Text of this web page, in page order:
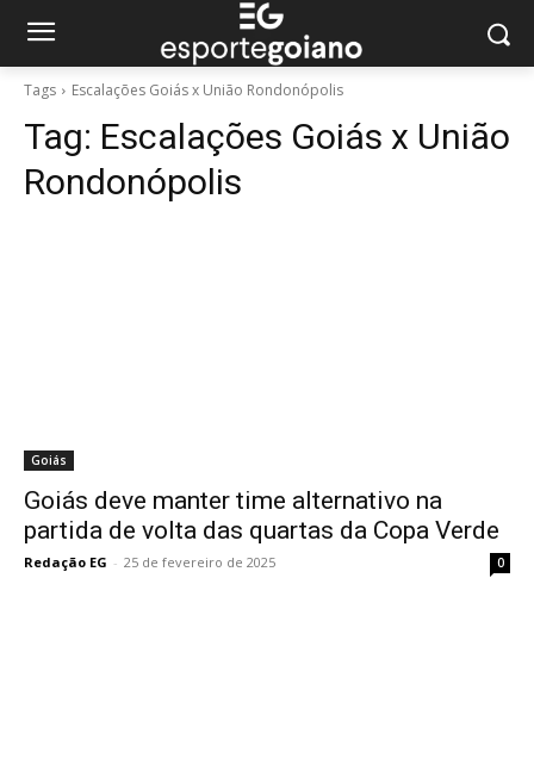
Tags Escalações Goiás x União Rondonópolis
Tag: Escalações Goiás x União
Rondonópolis
Goiás
Goiás deve manter time alternativo na
partida de volta das quartas da Copa Verde
Redação EG - 25 de fevereiro de 2025 0